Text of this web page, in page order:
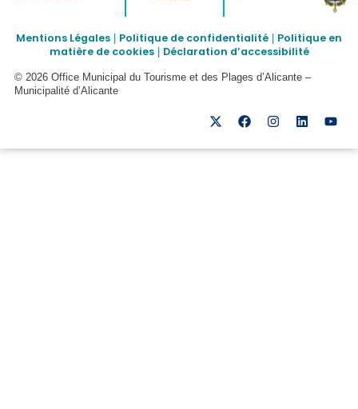
Mentions Légales Politique de confidentialité
Politique en
matière de cookies| Déclaration d’accessibilité
© 2026 Office Municipal du Tourisme et des Plages d’Alicante –
Municipalité d’Alicante